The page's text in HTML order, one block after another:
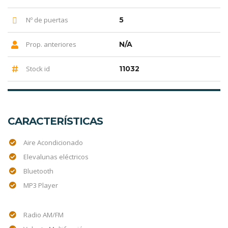
Nº de puertas 5
Prop. anteriores N/A
Stock id 11032
CARACTERÍSTICAS
Aire Acondicionado
Elevalunas eléctricos
Bluetooth
MP3 Player
Radio AM/FM